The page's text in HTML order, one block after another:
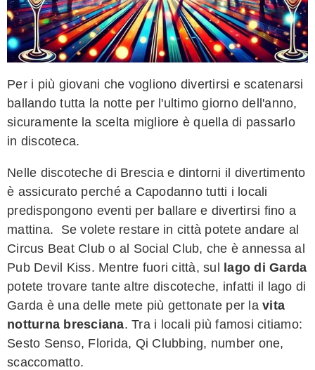
Per i più giovani che vogliono divertirsi e scatenarsi
ballando tutta la notte per l'ultimo giorno dell'anno,
sicuramente la scelta migliore è quella di passarlo
in discoteca.
Nelle discoteche di Brescia e dintorni il divertimento
è assicurato perché a Capodanno tutti i locali
predispongono eventi per ballare e divertirsi fino a
mattina. Se volete restare in città potete andare al
Circus Beat Club o al Social Club, che è annessa al
Pub Devil Kiss. Mentre fuori città, sul lago di Garda
potete trovare tante altre discoteche, infatti il lago di
Garda è una delle mete più gettonate per la vita
notturna bresciana. Tra i locali più famosi citiamo:
Sesto Senso, Florida, Qi Clubbing, number one,
scaccomatto.